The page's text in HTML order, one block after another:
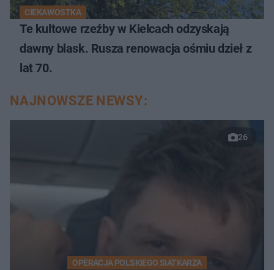
CIEKAWOSTKA
Te kultowe rzeźby w Kielcach odzyskają
dawny blask. Rusza renowacja ośmiu dzieł z
lat 70.
NAJNOWSZE NEWSY:
26
OPERACJA POLSKIEGO SIATKARZA